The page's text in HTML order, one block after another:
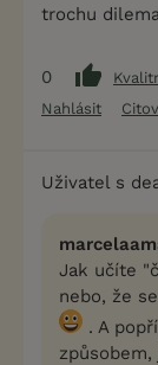
trochu
0
Nahlásit
Uživatel s
Jak učíte
nebo, že
. A